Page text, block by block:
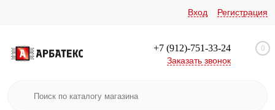
Вход Регистрация
+7 (912)-751-33-24
Заказать звонок
0